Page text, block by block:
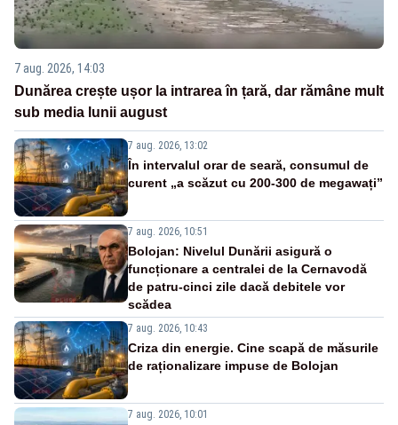
7 aug. 2026, 14:03
Dunărea crește ușor la intrarea în țară, dar rămâne mult
sub media lunii august
7 aug. 2026, 13:02
În intervalul orar de seară, consumul de
curent „a scăzut cu 200-300 de megawați”
7 aug. 2026, 10:51
Bolojan: Nivelul Dunării asigură o
funcționare a centralei de la Cernavodă
de patru-cinci zile dacă debitele vor
scădea
7 aug. 2026, 10:43
Criza din energie. Cine scapă de măsurile
de raționalizare impuse de Bolojan
7 aug. 2026, 10:01